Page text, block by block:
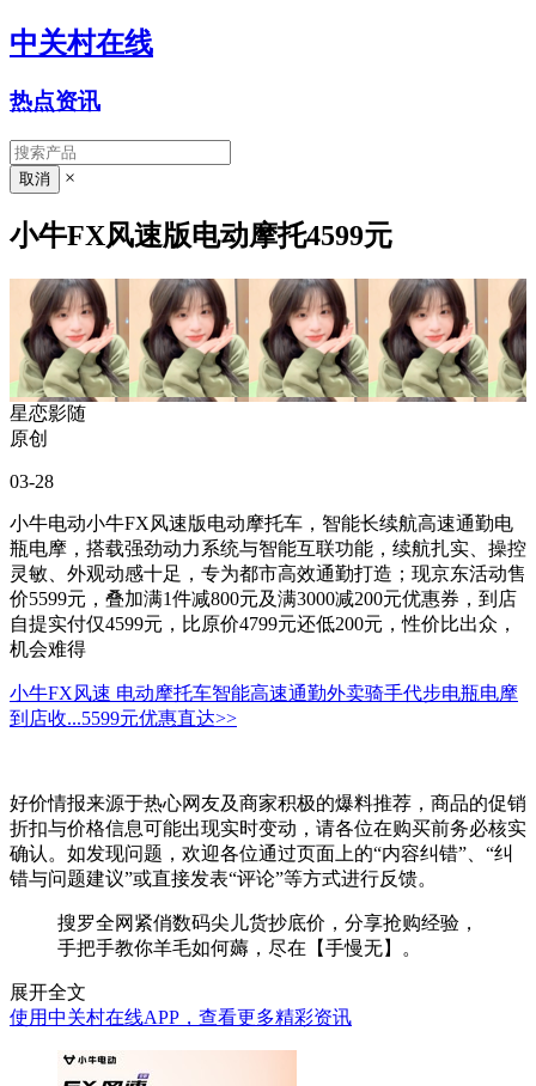
中关村在线
热点资讯
×
小牛FX风速版电动摩托4599元
星恋影随
原创
03-28
小牛电动小牛FX风速版电动摩托车，智能长续航高速通勤电
瓶电摩，搭载强劲动力系统与智能互联功能，续航扎实、操控
灵敏、外观动感十足，专为都市高效通勤打造；现京东活动售
价5599元，叠加满1件减800元及满3000减200元优惠券，到店
自提实付仅4599元，比原价4799元还低200元，性价比出众，
机会难得
小牛FX风速 电动摩托车智能高速通勤外卖骑手代步电瓶电摩
到店收...5599元优惠直达>>
好价情报来源于热心网友及商家积极的爆料推荐，商品的促销
折扣与价格信息可能出现实时变动，请各位在购买前务必核实
确认。如发现问题，欢迎各位通过页面上的“内容纠错”、“纠
错与问题建议”或直接发表“评论”等方式进行反馈。
搜罗全网紧俏数码尖儿货抄底价，分享抢购经验，
手把手教你羊毛如何薅，尽在【手慢无】。
展开全文
使用中关村在线APP，查看更多精彩资讯